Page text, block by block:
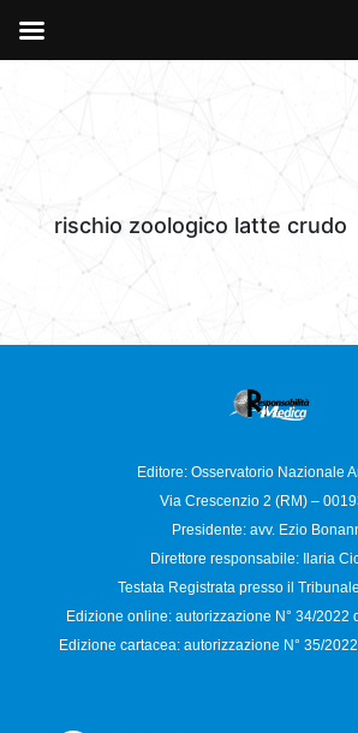
rischio zoologico latte crudo
Editore: Osservatorio Nazionale
Via Crescenzio 2 (RM) –
Presidente: avv. Ezio
Direttore responsabile:
Ilaria
Testata Registrata presso il
Edizione online: autorizzazione N°34/2022
Edizione cartacea: autorizzazione N° 35/